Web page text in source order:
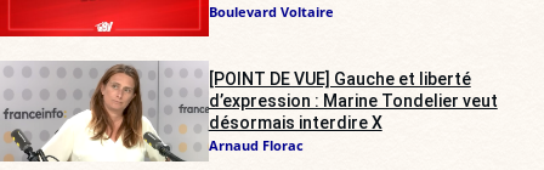
Boulevard Voltaire
[POINT DE VUE] Gauche et liberté
d’expression : Marine Tondelier veut
désormais interdire X
Arnaud Florac